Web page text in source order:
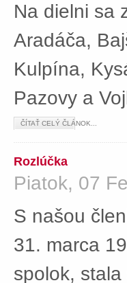
Na dielni sa
Aradáča,
Kulpína,
Pazovy a
ČÍTAŤ CELÝ ČLÁNOK...
Rozlúčka
Piatok, 07
S našou
31. marca
spolok,